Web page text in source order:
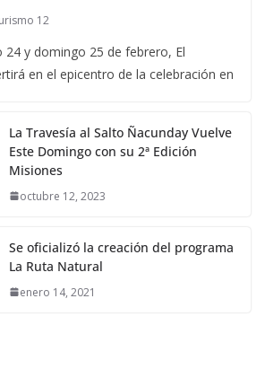
12
24 y domingo 25 de febrero, El
en el epicentro de la celebración en
La Travesía al Salto Ñacunday Vuelve
Este Domingo con su 2ª Edición
Misiones
octubre 12, 2023
Se oficializó la creación del programa
La Ruta Natural
enero 14, 2021